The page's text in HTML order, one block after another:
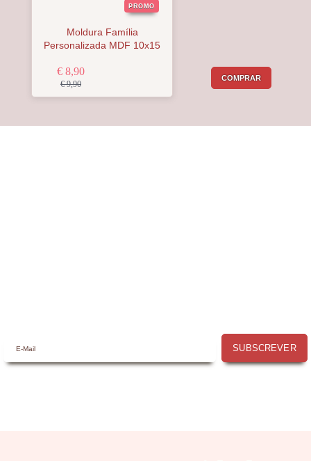
PROMO
Moldura Família
Personalizada MDF 10x15
€ 8,90
€ 9,90
COMPRAR
SUBSCREVER